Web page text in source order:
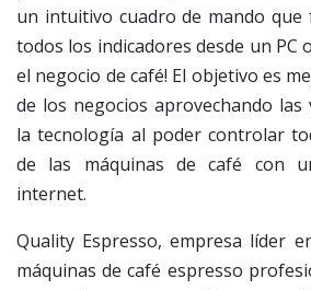
un intuitivo cuadro de mando que
todos los indicadores desde un PC
el negocio de café! El objetivo es
de los negocios aprovechando las
la tecnología al poder controlar
de las máquinas de café con
internet.
Quality Espresso, empresa líder
máquinas de café espresso